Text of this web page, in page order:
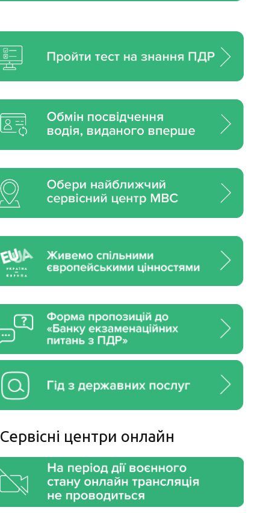
Сервiснi центри онлайн